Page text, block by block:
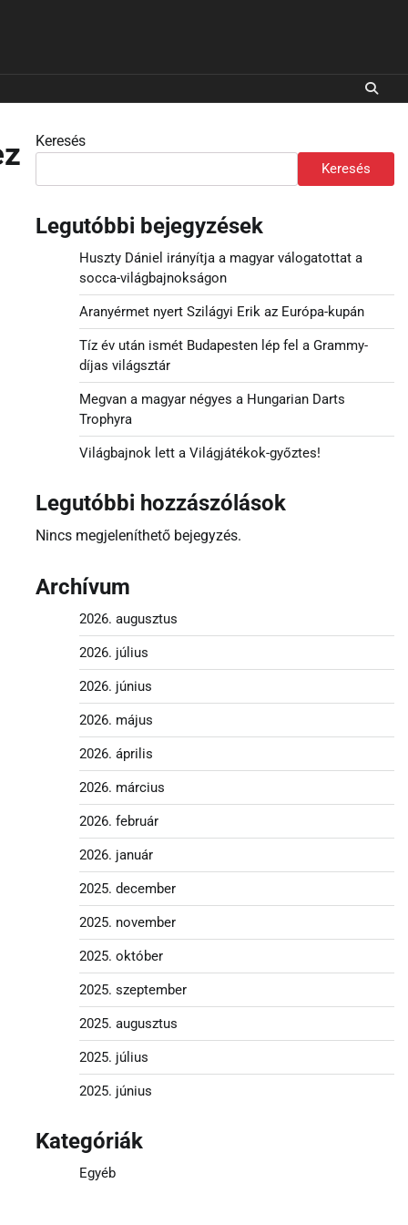
Keresés
Keresés
Legutóbbi bejegyzések
Huszty Dániel irányítja a magyar válogatottat a
socca-világbajnokságon
Aranyérmet nyert Szilágyi Erik az Európa-kupán
Tíz év után ismét Budapesten lép fel a Grammy-
díjas világsztár
Megvan a magyar négyes a Hungarian Darts
Trophyra
Világbajnok lett a Világjátékok-győztes!
Legutóbbi hozzászólások
Nincs megjeleníthető bejegyzés.
Archívum
2026. augusztus
2026. július
2026. június
2026. május
2026. április
2026. március
2026. február
2026. január
2025. december
2025. november
2025. október
2025. szeptember
2025. augusztus
2025. július
2025. június
Kategóriák
Egyéb